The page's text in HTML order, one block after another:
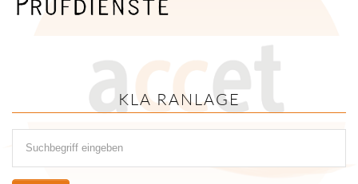
KLA RANLAGE